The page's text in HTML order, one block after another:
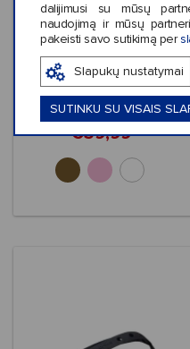
dalijimusi su mūsų
naudojimą ir mūsų
pakeisti savo sutikimą per
Slapukų nustatymai
SUTINKU SU VISAIS
Crocs™ Miami Platform
Y Strap Sandal
€39,99